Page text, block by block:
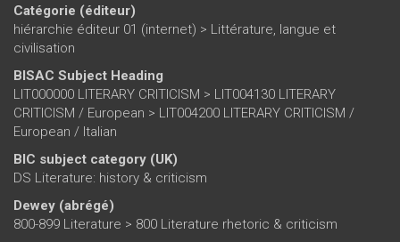
Catégorie (éditeur)
hiérarchie éditeur 01 (internet) > Littérature, langue et
civilisation
BISAC Subject Heading
LIT000000 LITERARY CRITICISM > LIT004130 LITERARY
CRITICISM / European > LIT004200 LITERARY CRITICISM /
European / Italian
BIC subject category (UK)
DS Literature: history & criticism
Dewey (abrégé)
800-899 Literature > 800 Literature rhetoric & criticism